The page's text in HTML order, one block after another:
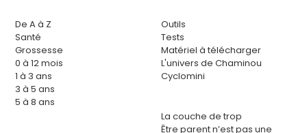
De A à Z
Santé
Grossesse
0 à 12 mois
1 à 3 ans
3 à 5 ans
5 à 8 ans
Outils
Tests
Matériel à télécharger
L'univers de Chaminou
Cyclomini
La couche de trop
Être parent n’est pas une